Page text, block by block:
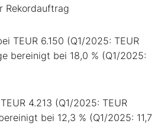
Rekordauftrag
TEUR 6.150 (Q1/2025: TEUR
bereinigt bei 18,0 % (Q1/2025:
4.213 (Q1/2025: TEUR
bei 12,3 % (Q1/2025: 11,7